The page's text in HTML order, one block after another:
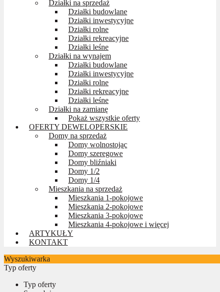
Działki na sprzedaż
Działki budowlane
Działki inwestycyjne
Działki rolne
Działki rekreacyjne
Działki leśne
Działki na wynajem
Działki budowlane
Działki inwestycyjne
Działki rolne
Działki rekreacyjne
Działki leśne
Działki na zamianę
Pokaż wszystkie oferty
OFERTY DEWELOPERSKIE
Domy na sprzedaż
Domy wolnostojąc
Domy szeregowe
Domy bliźniaki
Domy 1/2
Domy 1/4
Mieszkania na sprzedaż
Mieszkania 1-pokojowe
Mieszkania 2-pokojowe
Mieszkania 3-pokojowe
Mieszkania 4-pokojowe i więcej
ARTYKUŁY
KONTAKT
Wyszukiwarka
Typ oferty
Typ oferty